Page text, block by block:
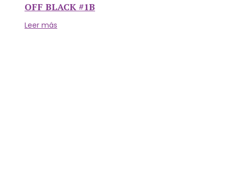
OFF BLACK #1B
Leer más